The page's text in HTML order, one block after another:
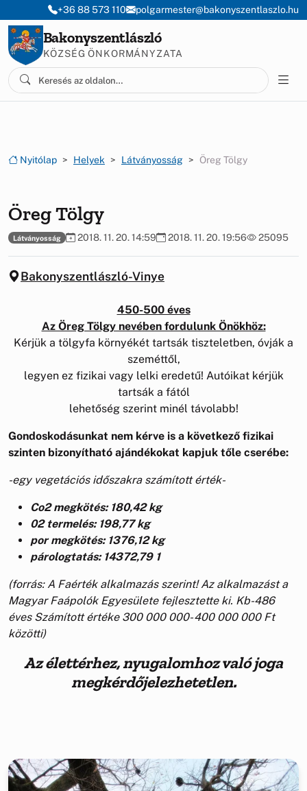
Ugrás a menüre
Ugrás a tartalomra
+36 88 573 110 polgarmester@bakonyszentlaszlo.hu
Bakonyszentlászló
KÖZSÉG ÖNKORMÁNYZATA
Nyitólap Helyek Látványosság Öreg Tölgy
Öreg Tölgy
Látványosság 2018. 11. 20. 14:59 2018. 11. 20. 19:56 25095
Bakonyszentlászló-Vinye
450-500 éves
Az Öreg Tölgy nevében fordulunk Önökhöz:
Kérjük a tölgyfa környékét tartsák tiszteletben, óvják a
szeméttől,
legyen ez fizikai vagy lelki eredetű! Autóikat kérjük
tartsák a fától
lehetőség szerint minél távolabb!
Gondoskodásunkat nem kérve is a következő fizikai
szinten bizonyítható ajándékokat kapjuk tőle cserébe:
-egy vegetációs időszakra számított érték-
Co2 megkötés: 180,42 kg
02 termelés: 198,77 kg
por megkötés: 1376,12 kg
párologtatás: 14372,79 1
(forrás: A Faérték alkalmazás szerint! Az alkalmazást a
Magyar Faápolók Egyesülete fejlesztette ki. Kb-486
éves Számított értéke 300 000 000- 400 000 000 Ft
közötti)
Az élettérhez, nyugalomhoz való joga
megkérdőjelezhetetlen.